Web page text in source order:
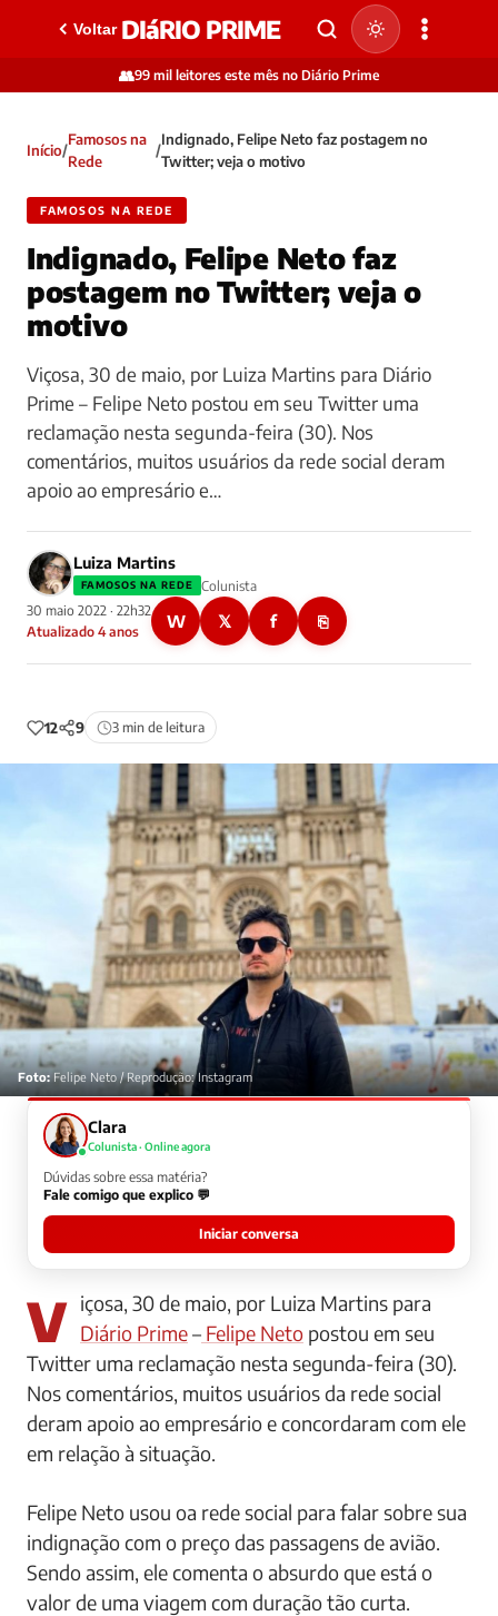
Voltar DIáRIO PRIME
👥99 mil leitores este mês no Diário Prime
Início/
Famosos na
Rede
/
Indignado, Felipe Neto faz postagem no
Twitter; veja o motivo
FAMOSOS NA REDE
Indignado, Felipe Neto faz
postagem no Twitter; veja o
motivo
Viçosa, 30 de maio, por Luiza Martins para Diário
Prime – Felipe Neto postou em seu Twitter uma
reclamação nesta segunda-feira (30). Nos
comentários, muitos usuários da rede social deram
apoio ao empresário e…
Luiza Martins
FAMOSOS NA REDE
Colunista
30 maio 2022 · 22h32
Atualizado 4 anos
W 𝕏 f ⎘
12 9 3 min de leitura
Foto:Felipe Neto / Reprodução: Instagram
Clara
Colunista · Online agora
Dúvidas sobre essa matéria?
Fale comigo que explico 💬
Iniciar conversa
Viçosa, 30 de maio, por Luiza Martins para
Diário Prime– Felipe Neto postou em seu
Twitter uma reclamação nesta segunda-feira (30).
Nos comentários, muitos usuários da rede social
deram apoio ao empresário e concordaram com ele
em relação à situação.
Felipe Neto usou oa rede social para falar sobre sua
indignação com o preço das passagens de avião.
Sendo assim, ele comenta o absurdo que está o
valor de uma viagem com duração tão curta.